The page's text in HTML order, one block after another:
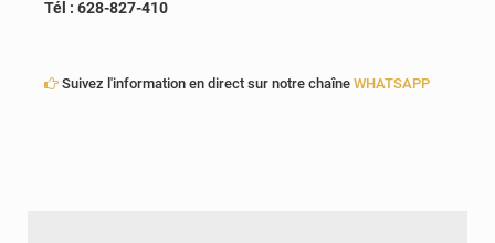
Tél : 628-827-410
Suivez l'information en direct sur notre chaîne WHATSAPP